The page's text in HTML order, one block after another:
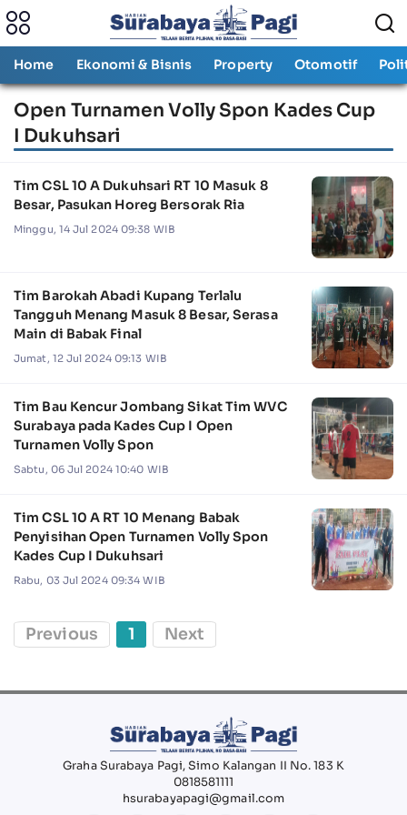
Home Ekonomi & Bisnis Property Otomotif
Open Turnamen Volly Spon Kades Cup
I Dukuhsari
Tim CSL 10 A Dukuhsari RT 10 Masuk 8
Besar, Pasukan Horeg Bersorak Ria
Minggu, 14 Jul 2024 09:38 WIB
Tim Barokah Abadi Kupang Terlalu
Tangguh Menang Masuk 8 Besar, Serasa
Main di Babak Final
Jumat, 12 Jul 2024 09:13 WIB
Tim Bau Kencur Jombang Sikat Tim WVC
Surabaya pada Kades Cup I Open
Turnamen Volly Spon
Sabtu, 06 Jul 2024 10:40 WIB
Tim CSL 10 A RT 10 Menang Babak
Penyisihan Open Turnamen Volly Spon
Kades Cup I Dukuhsari
Rabu, 03 Jul 2024 09:34 WIB
Previous 1 Next
Graha Surabaya Pagi, Simo Kalangan II No. 183 K
0818581111
hsurabayapagi@gmail.com